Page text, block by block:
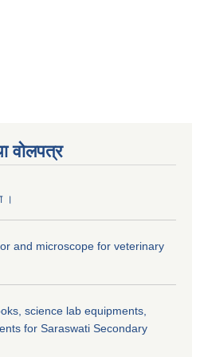
वाेलपत्र
।
and microscope for veterinary
science lab equipments,
for Saraswati Secondary